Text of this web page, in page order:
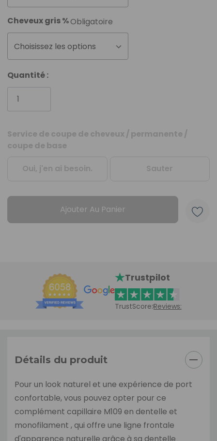
Cheveux gris %Obligatoire
Choisissez les options
Quantité :
Stock
actuel
Service de coupe de cheveux / permanente /
coupe de base
Oui, j'en ai besoin. Sauter
Ajouter Au Panier
Trustpilot
TrustScore:Reviews:
Détails du produit
Pour un look naturel et une expérience de port
confortable, vous pouvez opter pour ce
complément capillaire M109 en dentelle et
monofilament , qui offre une ligne frontale
d'apparence naturelle grâce à sa dentelle